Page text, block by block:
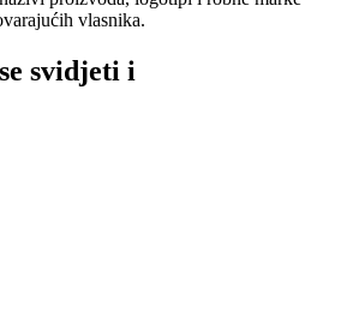
vlasnika.
svidjeti i